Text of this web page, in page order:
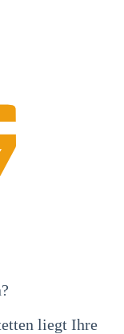
liegt Ihre